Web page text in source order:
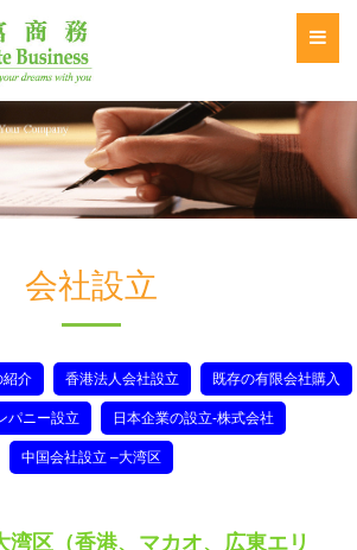
会社設立
紹介 香港法人会社設立 既存の有限会社購入
パニー設立 日本企業の設立-株式会社
中国会社設立 –大湾区
湾区（香港、マカオ、広東エリ